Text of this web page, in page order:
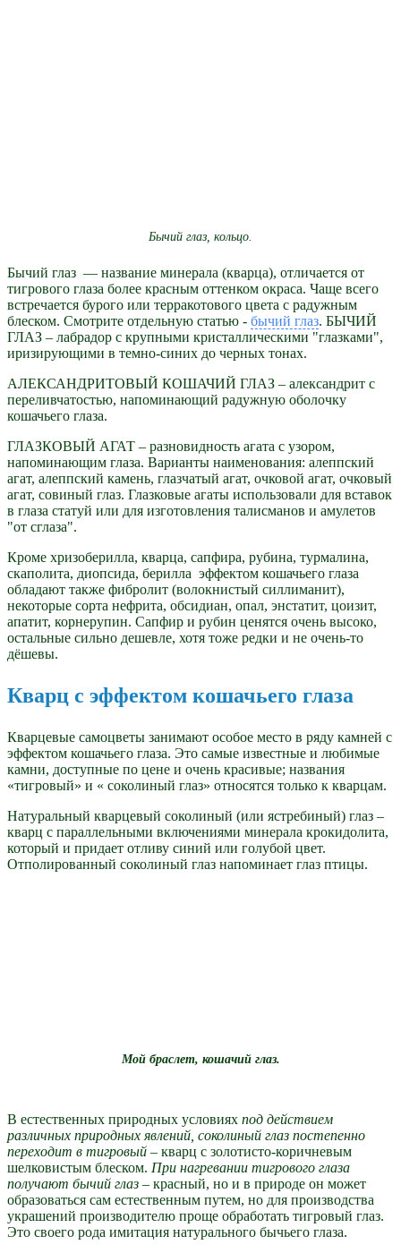
Бычий глаз, кольцо.
Бычий глаз — название минерала (кварца), отличается от
тигрового глаза более красным оттенком окраса. Чаще всего
встречается бурого или терракотового цвета с радужным
блеском. Смотрите отдельную статью - бычий глаз. БЫЧИЙ
ГЛАЗ – лабрадор с крупными кристаллическими "глазками",
иризирующими в темно-синих до черных тонах.
АЛЕКСАНДРИТОВЫЙ КОШАЧИЙ ГЛАЗ – александрит с
переливчатостью, напоминающий радужную оболочку
кошачьего глаза.
ГЛАЗКОВЫЙ АГАТ – разновидность агата с узором,
напоминающим глаза. Варианты наименования: алеппский
агат, алеппский камень, глазчатый агат, очковой агат, очковый
агат, совиный глаз. Глазковые агаты использовали для вставок
в глаза статуй или для изготовления талисманов и амулетов
"от сглаза".
Кроме хризоберилла, кварца, сапфира, рубина, турмалина,
скаполита, диопсида, берилла эффектом кошачьего глаза
обладают также фибролит (волокнистый силлиманит),
некоторые сорта нефрита, обсидиан, опал, энстатит, цоизит,
апатит, корнерупин. Сапфир и рубин ценятся очень высоко,
остальные сильно дешевле, хотя тоже редки и не очень-то
дёшевы.
Кварц с эффектом кошачьего глаза
Кварцевые самоцветы занимают особое место в ряду камней с
эффектом кошачьего глаза. Это самые известные и любимые
камни, доступные по цене и очень красивые; названия
«тигровый» и « соколиный глаз» относятся только к кварцам.
Натуральный кварцевый соколиный (или ястребиный) глаз –
кварц с параллельными включениями минерала крокидолита,
который и придает отливу синий или голубой цвет.
Отполированный соколиный глаз напоминает глаз птицы.
Мой браслет, кошачий глаз.
В естественных природных условиях под действием
различных природных явлений, соколиный глаз постепенно
переходит в тигровый – кварц с золотисто-коричневым
шелковистым блеском. При нагревании тигрового глаза
получают бычий глаз – красный, но и в природе он может
образоваться сам естественным путем, но для производства
украшений производителю проще обработать тигровый глаз.
Это своего рода имитация натурального бычьего глаза.